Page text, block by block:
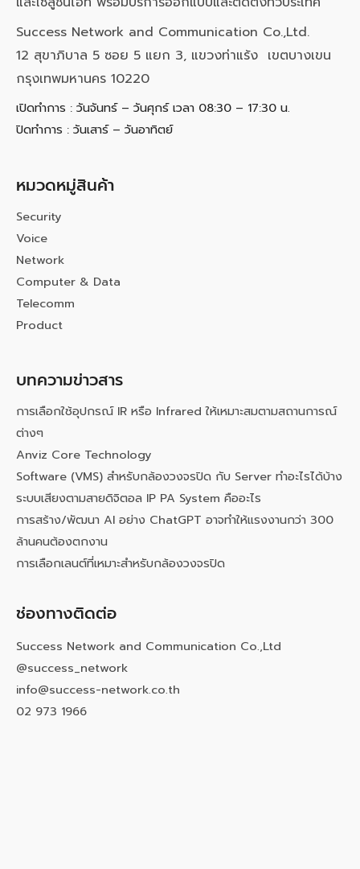
Success Network and Communication Co.,Ltd.
12 สุขาภิบาล 5 ซอย 5 แยก 3, แขวงท่าแร้ง เขตบางเขน
กรุงเทพมหานคร 10220
เปิดทำการ : วันจันทร์ – วันศุกร์ เวลา 08:30 – 17:30 น.
ปิดทำการ : วันเสาร์ – วันอาทิตย์
หมวดหมู่สินค้า
Security
Voice
Network
Computer & Data
Telecomm
Product
บทความข่าวสาร
การเลือกใช้อุปกรณ์ IR หรือ Infrared ให้เหมาะสมตามสถานการณ์
ต่างๆ
Anviz Core Technology
Software (VMS) สำหรับกล้องวงจรปิด กับ Server ทำอะไรได้บ้าง
ระบบเสียงตามสายดิจิตอล IP PA System คืออะไร
การสร้าง/พัฒนา AI อย่าง ChatGPT อาจทำให้แรงงานกว่า 300
ล้านคนต้องตกงาน
การเลือกเลนต์ที่เหมาะสำหรับกล้องวงจรปิด
ช่องทางติดต่อ
Success Network and Communication Co.,Ltd
@success_network
info@success-network.co.th
02 973 1966